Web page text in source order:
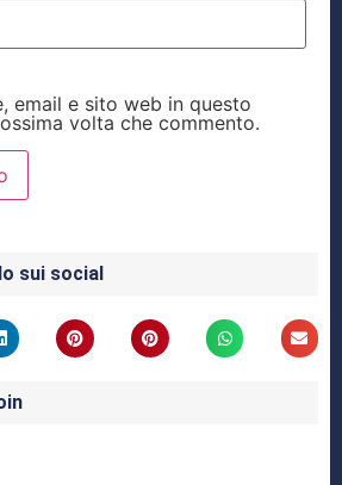
email e sito web in questo
volta che commento.
sui social